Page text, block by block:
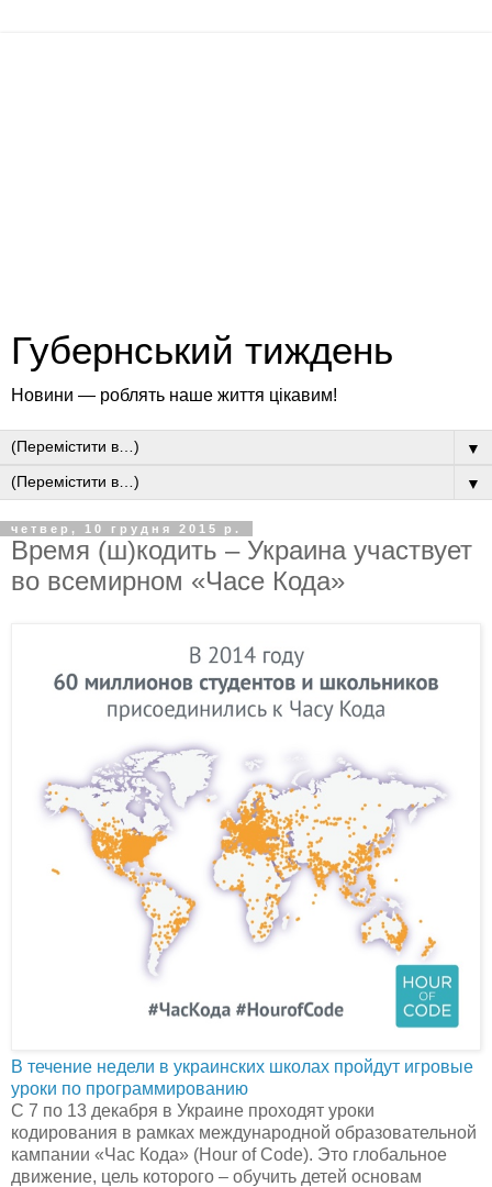
Губернський тиждень
Новини — роблять наше життя цікавим!
▼
▼
четвер, 10 грудня 2015 р.
Время (ш)кодить – Украина участвует
во всемирном «Часе Кода»
В течение недели в украинских школах пройдут игровые
уроки по программированию
С 7 по 13 декабря в Украине проходят уроки
кодирования в рамках международной образовательной
кампании «Час Кода» (Hour of Code). Это глобальное
движение, цель которого – обучить детей основам